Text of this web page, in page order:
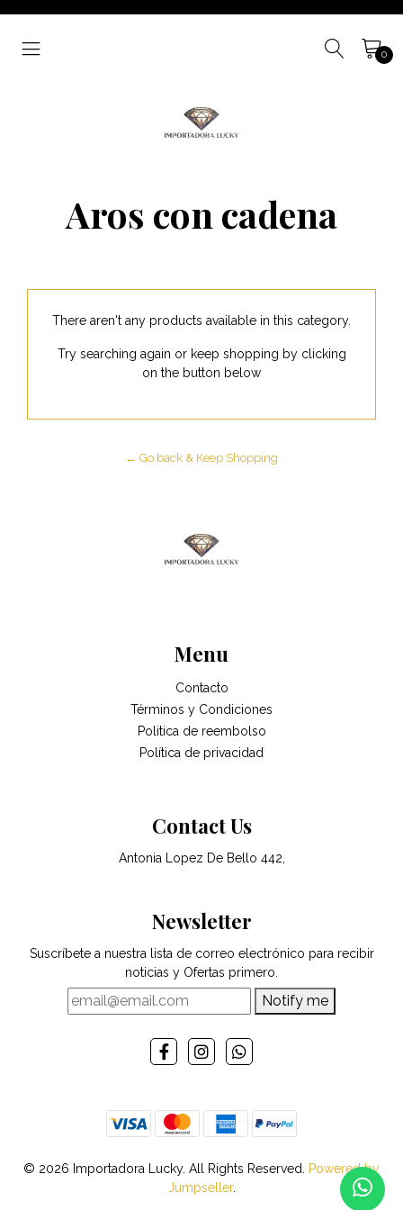
0
Aros con cadena
There aren't any products available in this category.
Try searching again or keep shopping by clicking
on the button below
← Go back & Keep Shopping
Menu
Contacto
Términos y Condiciones
Politica de reembolso
Política de privacidad
Contact Us
Antonia Lopez De Bello 442,
Newsletter
Suscríbete a nuestra lista de correo electrónico para recibir
noticias y Ofertas primero.
Notify me
© 2026 Importadora Lucky. All Rights Reserved.
Powered by
Jumpseller.